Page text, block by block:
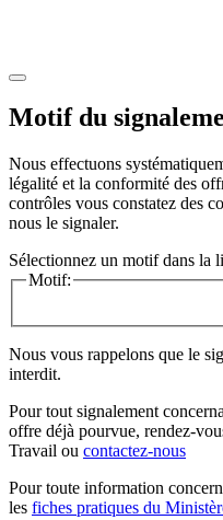
Motif du
Nous effectuons
légalité et la conformité des
contrôles vous constatez des
nous le signaler.
Sélectionnez un motif dans la
Motif:
Nous vous rappelons que le
interdit.
Pour tout signalement
offre déjà pourvue, rendez-
Travail ou contactez-nous
Pour toute information
les fiches pratiques du